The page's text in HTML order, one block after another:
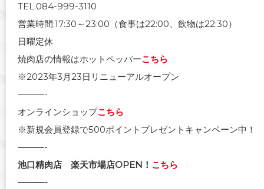
TEL.084-999-3110
営業時間:17:30～23:00（食事は22:00、飲物は22:30）
日曜定休
焼肉店の情報はホットペッパーこちら
※2023年3月23日リニューアルオープン
———-
オンラインショップこちら
※新規会員登録で500ポイントプレゼントキャンペーン中！
———-
池口精肉店 楽天市場店OPEN！ こちら
———-